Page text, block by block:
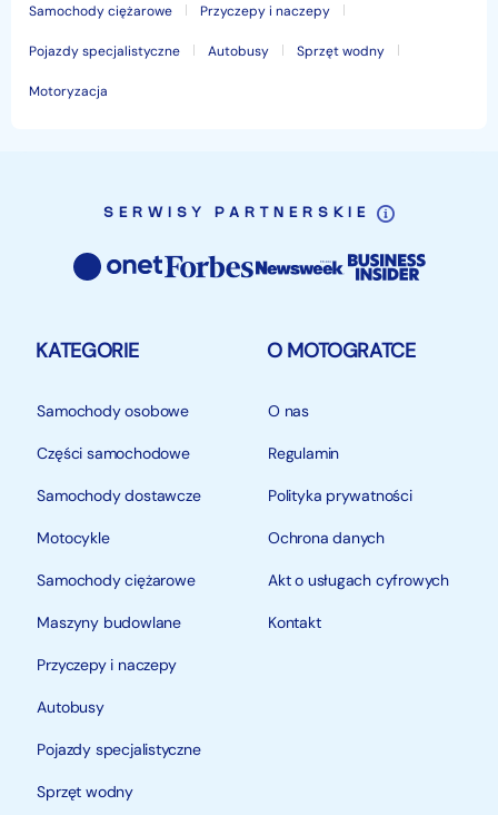
Samochody ciężarowe Przyczepy i naczepy
Pojazdy specjalistyczne Autobusy Sprzęt wodny
Motoryzacja
SERWISY PARTNERSKIE
KATEGORIE
Samochody osobowe
Części samochodowe
Samochody dostawcze
Motocykle
Samochody ciężarowe
Maszyny budowlane
Przyczepy i naczepy
Autobusy
Pojazdy specjalistyczne
Sprzęt wodny
O MOTOGRATCE
O nas
Regulamin
Polityka prywatności
Ochrona danych
Akt o usługach cyfrowych
Kontakt